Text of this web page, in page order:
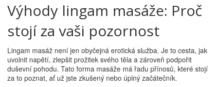
Výhody lingam masáže: Proč
stojí za vaši pozornost
Lingam masáž není jen obyčejná erotická služba. Je to cesta, jak
uvolnit napětí, zlepšit prožitek svého těla a zároveň podpořit
duševní pohodu. Tato forma masáže má řadu přínosů, které stojí
za to poznat, ať už jste zkušený nebo úplný začátečník.